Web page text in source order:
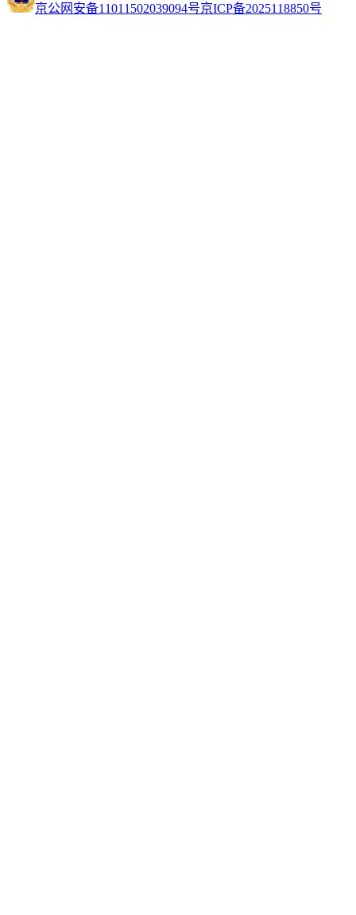
京公网安备11011502039094号京ICP备2025118850号